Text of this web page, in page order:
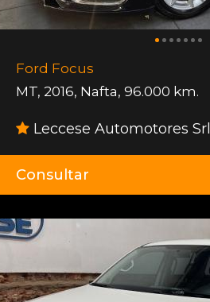
Ford Focus
MT, 2016, Nafta, 96.000 km.
Leccese Automotores Srl
Consultar